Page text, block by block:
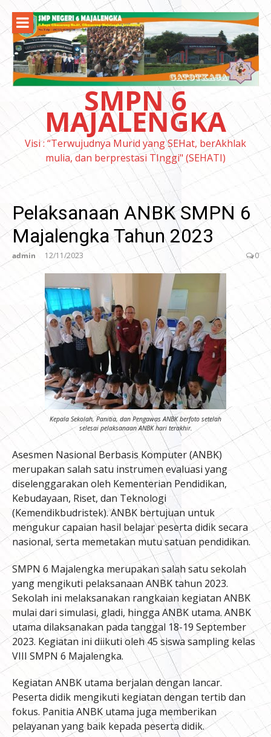
konten
SMPN 6
MAJALENGKA
Visi : “Terwujudnya Murid yang SEHat, berAkhlak
mulia, dan berprestasi TInggi" (SEHATI)
Pelaksanaan ANBK SMPN 6
Majalengka Tahun 2023
admin 12/11/2023 0
Kepala Sekolah, Panitia, dan Pengawas ANBK berfoto setelah
selesai pelaksanaan ANBK hari terakhir.
Asesmen Nasional Berbasis Komputer (ANBK)
merupakan salah satu instrumen evaluasi yang
diselenggarakan oleh Kementerian Pendidikan,
Kebudayaan, Riset, dan Teknologi
(Kemendikbudristek). ANBK bertujuan untuk
mengukur capaian hasil belajar peserta didik secara
nasional, serta memetakan mutu satuan pendidikan.
SMPN 6 Majalengka merupakan salah satu sekolah
yang mengikuti pelaksanaan ANBK tahun 2023.
Sekolah ini melaksanakan rangkaian kegiatan ANBK
mulai dari simulasi, gladi, hingga ANBK utama. ANBK
utama dilaksanakan pada tanggal 18-19 September
2023. Kegiatan ini diikuti oleh 45 siswa sampling kelas
VIII SMPN 6 Majalengka.
Kegiatan ANBK utama berjalan dengan lancar.
Peserta didik mengikuti kegiatan dengan tertib dan
fokus. Panitia ANBK utama juga memberikan
pelayanan yang baik kepada peserta didik.